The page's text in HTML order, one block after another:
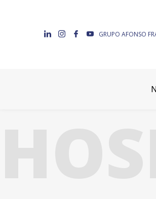
GRUPO AFONSO